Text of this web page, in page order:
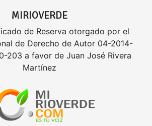
MIRIOVERDE
de Reserva otorgado por el
de Derecho de Autor 04-2014-
203 a favor de Juan José Rivera
Martínez